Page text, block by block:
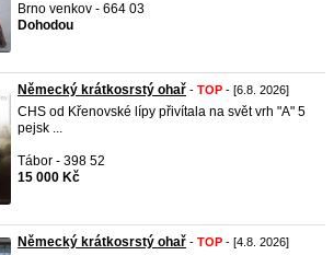
Brno venkov - 664 03
Dohodou
Německý krátkosrstý ohař - TOP - [6.8. 2026]
CHS od Křenovské lípy přivítala na svět vrh "A" 5
pejsk ...
Tábor - 398 52
15 000 Kč
Německý krátkosrstý ohař - TOP - [4.8. 2026]